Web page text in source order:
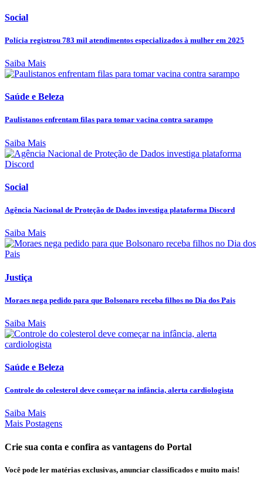
Social
Polícia registrou 783 mil atendimentos especializados à mulher em 2025
Saiba Mais
Saúde e Beleza
Paulistanos enfrentam filas para tomar vacina contra sarampo
Saiba Mais
Social
Agência Nacional de Proteção de Dados investiga plataforma Discord
Saiba Mais
Justiça
Moraes nega pedido para que Bolsonaro receba filhos no Dia dos Pais
Saiba Mais
Saúde e Beleza
Controle do colesterol deve começar na infância, alerta cardiologista
Saiba Mais
Mais Postagens
Crie sua conta e confira as vantagens do Portal
Você pode ler matérias exclusivas, anunciar classificados e muito mais!